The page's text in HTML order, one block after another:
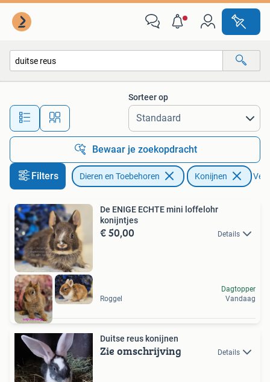
Alle afstanden…
Sorteer op
Bewaar je zoekopdracht
Filters Dieren en Toebehoren Konijnen
De ENIGE ECHTE mini loffelohr
konijntjes
€ 50,00 Details
Roggel
Dagtopper
Vandaag
Duitse reus konijnen
Zie omschrijving Details